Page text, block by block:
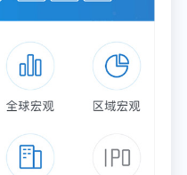
lidar-coming-to-2021-